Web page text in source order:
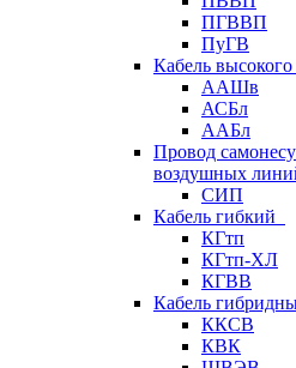
ПГВВП
ПуГВ
Кабель
ААШв
АСБл
ААБл
Провод
воздушных
СИП
Кабель гибкий
КГтп
КГтп-ХЛ
КГВВ
Кабель
ККСВ
КВК